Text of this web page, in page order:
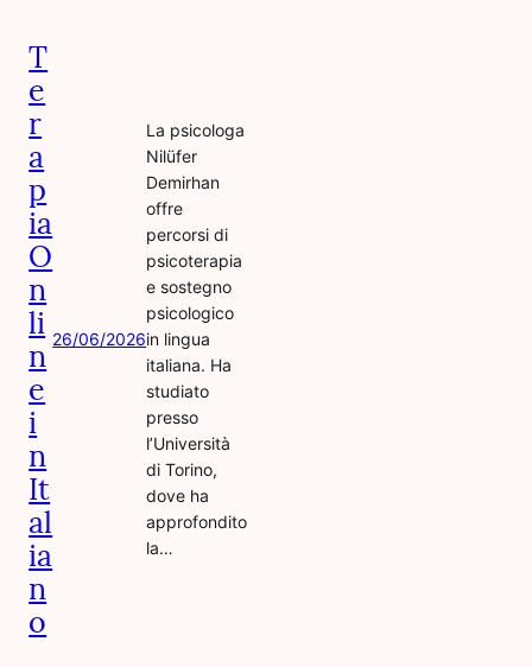
T
e
r
a
p
ia
O
n
li
n
e
i
n
It
al
ia
n
o
26/06/2026
La psicologa
Nilüfer
Demirhan
offre
percorsi di
psicoterapia
e sostegno
psicologico
in lingua
italiana. Ha
studiato
presso
l’Università
di Torino,
dove ha
approfondito
la…